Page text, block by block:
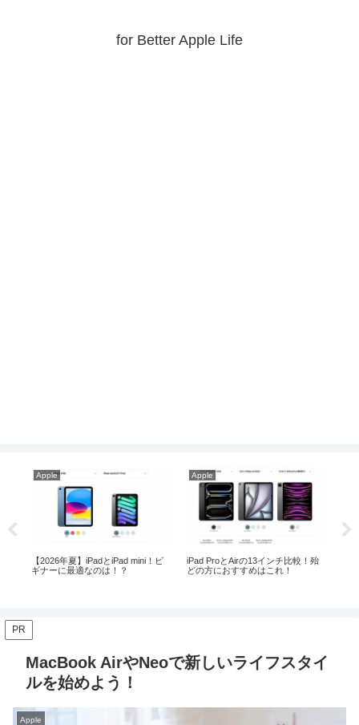
for Better Apple Life
Apple
MacとiPadの使い分け術｜どちら
が適しているか徹底比較
Apple
Macの中で最もコスパの良いMac
miniがお勧めな人とその理由！
PR
MacBook AirやNeoで新しいライフスタイ
ルを始めよう！
Apple